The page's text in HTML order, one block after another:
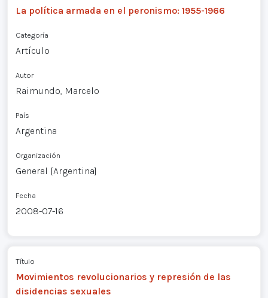
La política armada en el peronismo: 1955-1966
Categoría
Artículo
Autor
Raimundo, Marcelo
País
Argentina
Organización
General [Argentina]
Fecha
2008-07-16
Título
Movimientos revolucionarios y represión de las
disidencias sexuales